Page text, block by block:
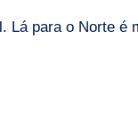
Lá para o Norte é